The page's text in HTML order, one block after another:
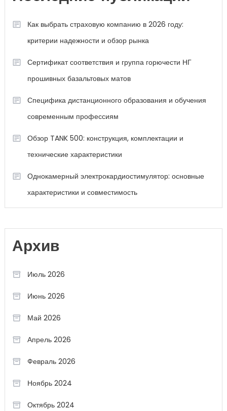
Как выбрать страховую компанию в 2026 году:
критерии надежности и обзор рынка
Сертификат соответствия и группа горючести НГ
прошивных базальтовых матов
Специфика дистанционного образования и обучения
современным профессиям
Обзор TANK 500: конструкция, комплектации и
технические характеристики
Однокамерный электрокардиостимулятор: основные
характеристики и совместимость
Архив
Июль 2026
Июнь 2026
Май 2026
Апрель 2026
Февраль 2026
Ноябрь 2024
Октябрь 2024